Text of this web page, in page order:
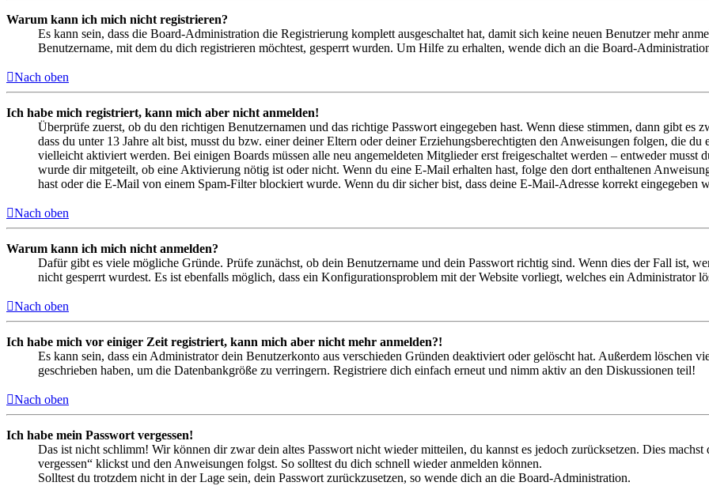
Warum kann ich mich nicht registrieren?
Es kann sein, dass die Board-Administration die Registrierung komplett ausgeschaltet hat, damit sich keine neuen Benutzer mehr
Benutzername, mit dem du dich registrieren möchtest, gesperrt wurden. Um Hilfe zu erhalten, wende dich an die Board-
Nach oben
Ich habe mich registriert, kann mich aber nicht anmelden!
Überprüfe zuerst, ob du den richtigen Benutzernamen und das richtige Passwort eingegeben hast. Wenn diese stimmen, dann gibt es
dass du unter 13 Jahre alt bist, musst du bzw. einer deiner Eltern oder deiner Erziehungsberechtigten den Anweisungen folgen, die
vielleicht aktiviert werden. Bei einigen Boards müssen alle neu angemeldeten Mitglieder erst freigeschaltet werden – entweder musst
wurde dir mitgeteilt, ob eine Aktivierung nötig ist oder nicht. Wenn du eine E-Mail erhalten hast, folge den dort enthaltenen
hast oder die E-Mail von einem Spam-Filter blockiert wurde. Wenn du dir sicher bist, dass deine E-Mail-Adresse korrekt eingegeben
Nach oben
Warum kann ich mich nicht anmelden?
Dafür gibt es viele mögliche Gründe. Prüfe zunächst, ob dein Benutzername und dein Passwort richtig sind. Wenn dies der Fall ist,
nicht gesperrt wurdest. Es ist ebenfalls möglich, dass ein Konfigurationsproblem mit der Website vorliegt, welches ein Administrator
Nach oben
Ich habe mich vor einiger Zeit registriert, kann mich aber nicht mehr anmelden?!
Es kann sein, dass ein Administrator dein Benutzerkonto aus verschieden Gründen deaktiviert oder gelöscht hat. Außerdem löschen
geschrieben haben, um die Datenbankgröße zu verringern. Registriere dich einfach erneut und nimm aktiv an den Diskussionen teil!
Nach oben
Ich habe mein Passwort vergessen!
Das ist nicht schlimm! Wir können dir zwar dein altes Passwort nicht wieder mitteilen, du kannst es jedoch zurücksetzen. Dies
vergessen“ klickst und den Anweisungen folgst. So solltest du dich schnell wieder anmelden können.
Solltest du trotzdem nicht in der Lage sein, dein Passwort zurückzusetzen, so wende dich an die Board-Administration.